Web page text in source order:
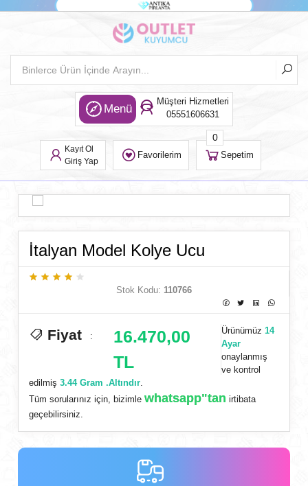
Menü
Müşteri Hizmetleri
05551606631
Kayıt Ol
Giriş Yap
Favorilerim Sepetim
0
İtalyan Model Kolye Ucu
Stok Kodu: 110766
Fiyat :
16.470,00
TL
Ürünümüz14
Ayar
onaylanmış
ve kontrol
edilmiş3.44 Gram .Altındır.
Tüm sorularınız için, bizimlewhatsapp"tan irtibata
geçebilirsiniz.